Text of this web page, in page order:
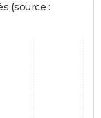
(source :